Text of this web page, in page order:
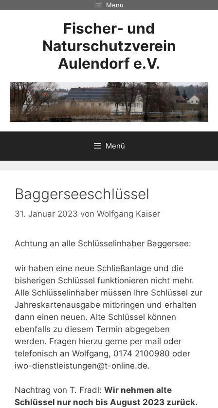
Menu
Fischer- und
Naturschutzverein
Aulendorf e.V.
Menü
Baggerseeschlüssel
31. Januar 2023 von Wolfgang Kaiser
Achtung an alle Schlüsselinhaber Baggersee:
wir haben eine neue Schließanlage und die
bisherigen Schlüssel funktionieren nicht mehr.
Alle Schlüsselinhaber müssen Ihre Schlüssel zur
Jahreskartenausgabe mitbringen und erhalten
dann einen neuen. Alte Schlüssel können
ebenfalls zu diesem Termin abgegeben
werden. Fragen hierzu gerne per mail oder
telefonisch an Wolfgang, 0174 2100980 oder
iwo-dienstleistungen@t-online.de.
Nachtrag von T. Fradl: Wir nehmen alte
Schlüssel nur noch bis August 2023 zurück.